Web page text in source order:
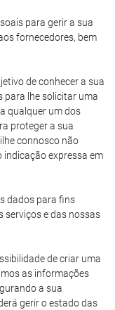
para gerir a sua
fornecedores, bem
de conhecer a sua
para lhe solicitar uma
qualquer um dos
proteger a sua
connosco não
expressa em
dados para fins
serviços e das nossas
de criar uma
as informações
a sua
gerir o estado das